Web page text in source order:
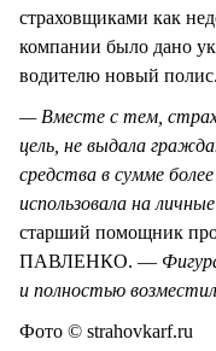
страховщиками как
компании было дано
водителю новый полис.
— Вместе с тем,
цель, не выдала
средства в сумме
использовала на
старший помощник
ПАВЛЕНКО. —
и полностью
Фото © strahovkarf.ru